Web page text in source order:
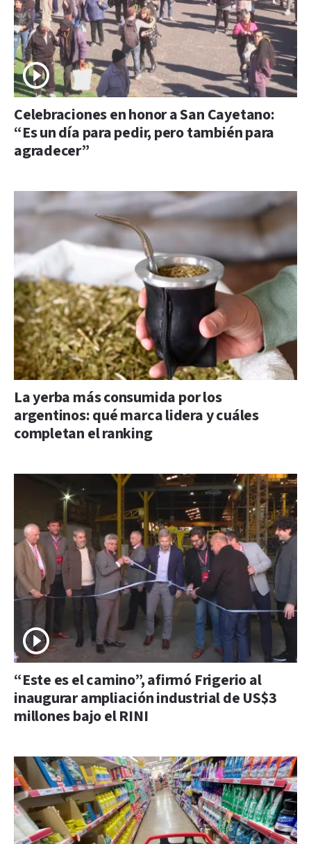
Celebraciones en honor a San Cayetano:
“Es un día para pedir, pero también para
agradecer”
La yerba más consumida por los
argentinos: qué marca lidera y cuáles
completan el ranking
“Este es el camino”, afirmó Frigerio al
inaugurar ampliación industrial de US$3
millones bajo el RINI